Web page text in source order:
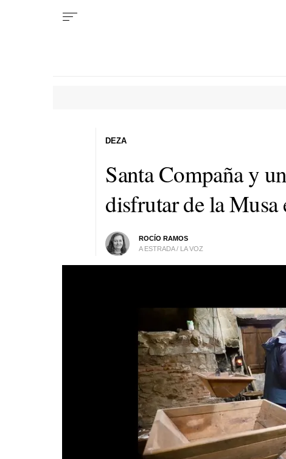
Santa Compaña y
disfrutar de la Musa
ROCÍO RAMOS
A ESTRADA / LA VOZ
DEZA